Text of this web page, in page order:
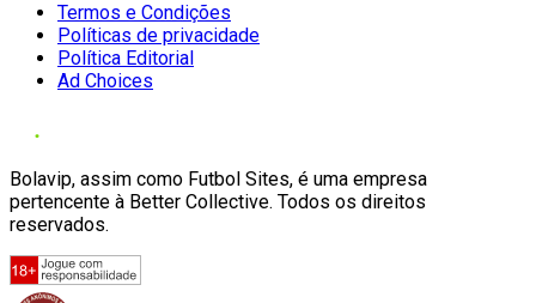
Termos e Condições
Políticas de privacidade
Política Editorial
Ad Choices
Bolavip, assim como Futbol Sites, é uma empresa
pertencente à Better Collective. Todos os direitos
reservados.